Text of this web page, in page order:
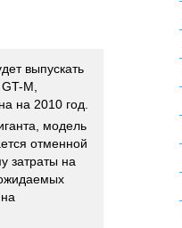
выпускать
М,
на 2010 год.
модель
отменной
затраты на